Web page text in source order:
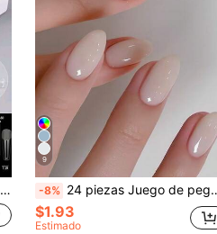
9
-8% 24 piezas Juego de pegatinas de uñas blancas brillantes ovaladas y cortas, de material acrílico, tamaño corto que se ajusta perfectamente a las uñas postizas, incluye: 1 pieza de gel de gelatina y 1 pieza de lima de uñas
$1.93
Estimado